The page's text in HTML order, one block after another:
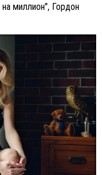
миллион", Гордон